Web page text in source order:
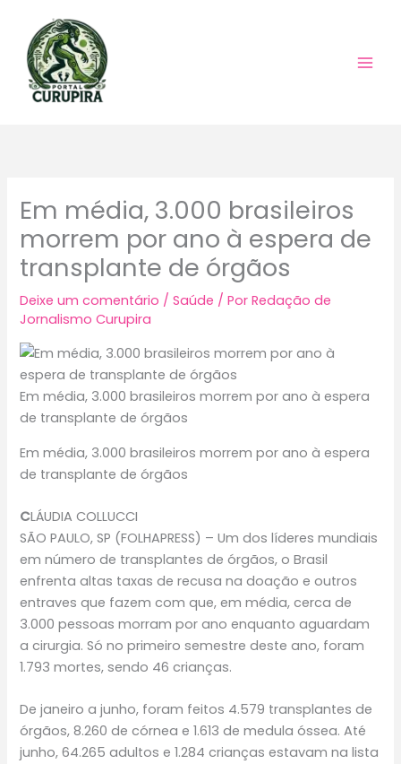
conteúdo
Em média, 3.000 brasileiros
morrem por ano à espera de
transplante de órgãos
Deixe um comentário /Saúde / PorRedação de
Jornalismo Curupira
Em média, 3.000 brasileiros morrem por ano à espera
de transplante de órgãos
Em média, 3.000 brasileiros morrem por ano à espera
de transplante de órgãos
CLÁUDIA COLLUCCI
SÃO PAULO, SP (FOLHAPRESS) – Um dos líderes mundiais
em número de transplantes de órgãos, o Brasil
enfrenta altas taxas de recusa na doação e outros
entraves que fazem com que, em média, cerca de
3.000 pessoas morram por ano enquanto aguardam
a cirurgia. Só no primeiro semestre deste ano, foram
1.793 mortes, sendo 46 crianças.
De janeiro a junho, foram feitos 4.579 transplantes de
órgãos, 8.260 de córnea e 1.613 de medula óssea. Até
junho, 64.265 adultos e 1.284 crianças estavam na lista